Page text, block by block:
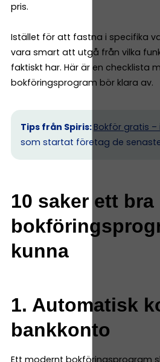
pris.
Istället för att fastna i specifika
vara smart att utgå från vilka
faktiskt har. Här är en checklista
bokföringsprogram bör klara av.
Tips från Spiris: Bokför gratis
som startat företag de
10 saker ett bra
kunna
1. Automatisk
bankkonto